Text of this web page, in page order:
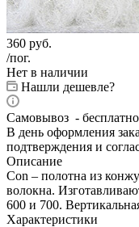
360 руб.
/пог.
Нет в наличии
Нашли дешевле?
Самовывоз -
В день оформления
подтверждения и
Описание
Con – полотна из
волокна.
600 и 700.
Характеристики